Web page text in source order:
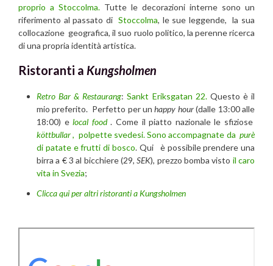
proprio a Stoccolma. Tutte le decorazioni interne sono un
riferimento al passato diStoccolma, le sue leggende, la sua
collocazione geografica, il suo ruolo politico, la perenne ricerca
di una propria identità artistica.
Ristoranti a Kungsholmen
Retro Bar & Restaurang:Sankt Eriksgatan 22.Questo è il
mio preferito. Perfetto per unhappy hour(dalle 13:00 alle
18:00) elocal food. Come il piatto nazionale le sfiziose
köttbullar, polpette svedesi. Sono accompagnate dapurè
di patate e frutti di bosco. Qui è possibile prendere una
birra a € 3 al bicchiere (29,SEK), prezzo bomba visto il caro
vita in Svezia;
Clicca qui per altri ristoranti a Kungsholmen